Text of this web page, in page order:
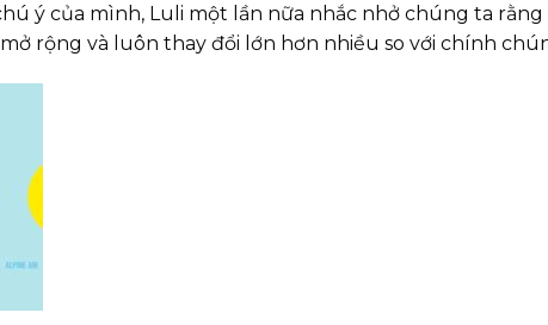
ý của mình, Luli một lần nữa nhắc nhở chúng ta
rộng và luôn thay đổi lớn hơn nhiều so với chính